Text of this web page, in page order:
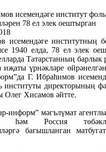
исемендәге институтның
1940 елда, 78 ел элек
Татарстанның барлык
иҗаты үрнәкләре
Г. Ибраһимов
институты директорының
Олег Хисамов әйтте.
информ” мәгълүмат
һәм Россия
багышланган